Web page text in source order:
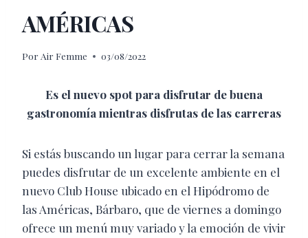
AMÉRICAS
Por Air Femme 03/08/2022
Es el nuevo spot para disfrutar de buena
gastronomía mientras disfrutas de las carreras
Si estás buscando un lugar para cerrar la semana
puedes disfrutar de un excelente ambiente en el
nuevo Club House ubicado en el Hipódromo de
las Américas, Bárbaro, que de viernes a domingo
ofrece un menú muy variado y la emoción de vivir